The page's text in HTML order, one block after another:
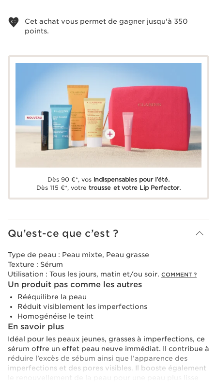
Cet achat vous permet de gagner jusqu'à 350
points.
Dès 90 €*, vos indispensables pour l'été.
Dès 115 €*, votre trousse et votre Lip Perfector.
Qu’est-ce que c’est ?
Type de peau : Peau mixte, Peau grasse
Texture : Sérum
Utilisation : Tous les jours, matin et/ou soir. COMMENT ?
Un produit pas comme les autres
Rééquilibre la peau
Réduit visiblement les imperfections
Homogénéise le teint
En savoir plus
Idéal pour les peaux jeunes, grasses à imperfections, ce
sérum offre un effet peau neuve immédiat. Il contribue à
réduire l’excès de sébum ainsi que l’apparence des
imperfections et des pores visibles. Il booste également